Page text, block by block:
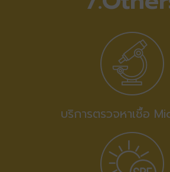
บริการตรวจหาเชื้อ